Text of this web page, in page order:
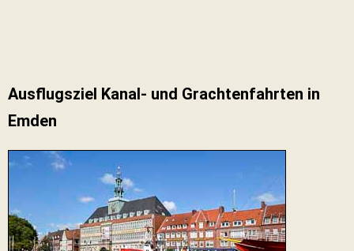
Ausflugsziel Kanal- und Grachtenfahrten in
Emden